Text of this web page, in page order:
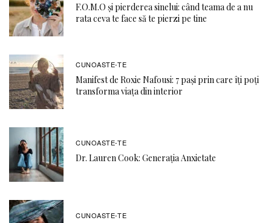
F.O.M.O şi pierderea sinelui: când teama de a nu
rata ceva te face să te pierzi pe tine
CUNOASTE-TE
Manifest de Roxie Nafousi: 7 pași prin care îți poți
transforma viața din interior
CUNOASTE-TE
Dr. Lauren Cook: Generația Anxietate
CUNOASTE-TE